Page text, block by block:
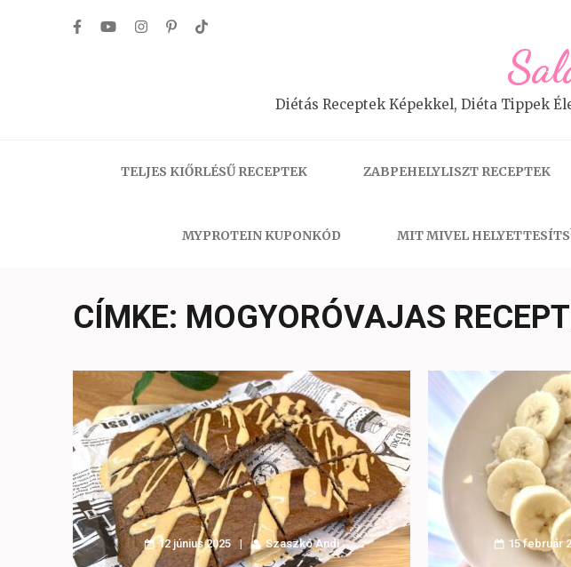
Diétás Receptek Képekkel, Diéta Tippek
TELJES KIŐRLÉSŰ RECEPTEK ZABPEHELYLISZT RECEPTEK
MYPROTEIN KUPONKÓD MIT MIVEL
CÍMKE: MOGYORÓVAJAS
12 június 2025 Szaszkó Andi 15 február